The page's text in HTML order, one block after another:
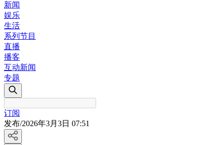
新闻
娱乐
生活
系列节目
直播
播客
互动新闻
专题
订阅
发布/2026年3月3日 07:51